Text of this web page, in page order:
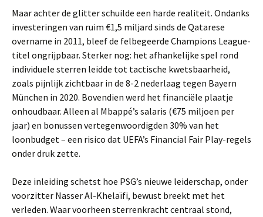
Maar achter de glitter schuilde een harde realiteit. Ondanks
investeringen van ruim €1,5 miljard sinds de Qatarese
overname in 2011, bleef de felbegeerde Champions League-
titel ongrijpbaar. Sterker nog: het afhankelijke spel rond
individuele sterren leidde tot tactische kwetsbaarheid,
zoals pijnlijk zichtbaar in de 8-2 nederlaag tegen Bayern
München in 2020. Bovendien werd het financiële plaatje
onhoudbaar. Alleen al Mbappé’s salaris (€75 miljoen per
jaar) en bonussen vertegenwoordigden 30% van het
loonbudget – een risico dat UEFA’s Financial Fair Play-regels
onder druk zette.
Deze inleiding schetst hoe PSG’s nieuwe leiderschap, onder
voorzitter Nasser Al-Khelaïfi, bewust breekt met het
verleden. Waar voorheen sterrenkracht centraal stond,